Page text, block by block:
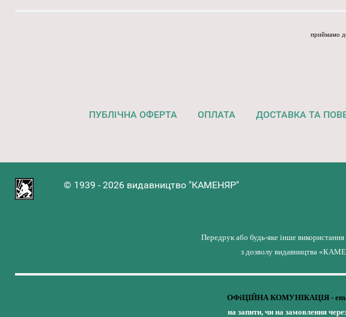
приймамо
ПУБЛІЧНА ОФЕРТА ОПЛАТА ДОСТАВКА ТА
© 1939 - 2026 видавництво "КАМЕНЯР"
Передрук або будь-яке інше
з дозволу видавництва
ОФіЦІЙНА КОМУНІКАЦІЯ -
на запити, чи на замовлення